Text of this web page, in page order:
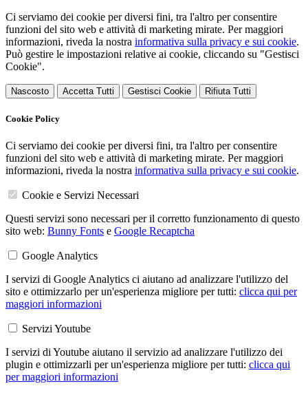
Ci serviamo dei cookie per diversi fini, tra l'altro per consentire
funzioni del sito web e attività di marketing mirate. Per maggiori
informazioni, riveda la nostra informativa sulla privacy e sui cookie.
Può gestire le impostazioni relative ai cookie, cliccando su "Gestisci
Cookie".
Nascosto Accetta Tutti Gestisci Cookie Rifiuta Tutti
Cookie Policy
Ci serviamo dei cookie per diversi fini, tra l'altro per consentire
funzioni del sito web e attività di marketing mirate. Per maggiori
informazioni, riveda la nostra informativa sulla privacy e sui cookie.
Cookie e Servizi Necessari
Questi servizi sono necessari per il corretto funzionamento di questo
sito web: Bunny Fonts e Google Recaptcha
Google Analytics
I servizi di Google Analytics ci aiutano ad analizzare l'utilizzo del
sito e ottimizzarlo per un'esperienza migliore per tutti: clicca qui per
maggiori informazioni
Servizi Youtube
I servizi di Youtube aiutano il servizio ad analizzare l'utilizzo dei
plugin e ottimizzarli per un'esperienza migliore per tutti: clicca qui
per maggiori informazioni